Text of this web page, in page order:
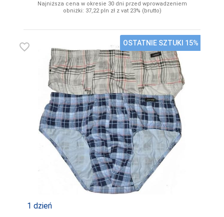
Najniższa cena w okresie 30 dni przed wprowadzeniem
obniżki: 37,22 pln zł z vat 23% (brutto)
favorite_border OSTATNIE SZTUKI 15%
1 dzień